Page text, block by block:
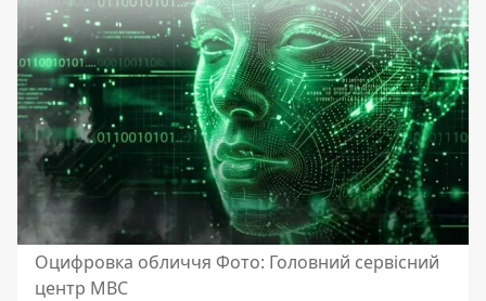
Оцифровка обличчя Фото: Головний сервісний
центр МВС